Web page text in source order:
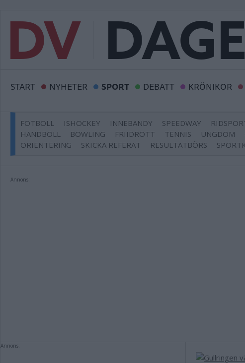
START NYHETER SPORT DEBATT KRÖNIKOR
FOTBOLL ISHOCKEY INNEBANDY SPEEDWAY
HANDBOLL
BOWLING FRIIDROTT TENNIS UNGDOM
ORIENTERING
SKICKA REFERAT RESULTATBÖRS
Annons:
Annons: